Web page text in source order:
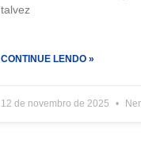
talvez
CONTINUE LENDO »
12 de novembro de 2025